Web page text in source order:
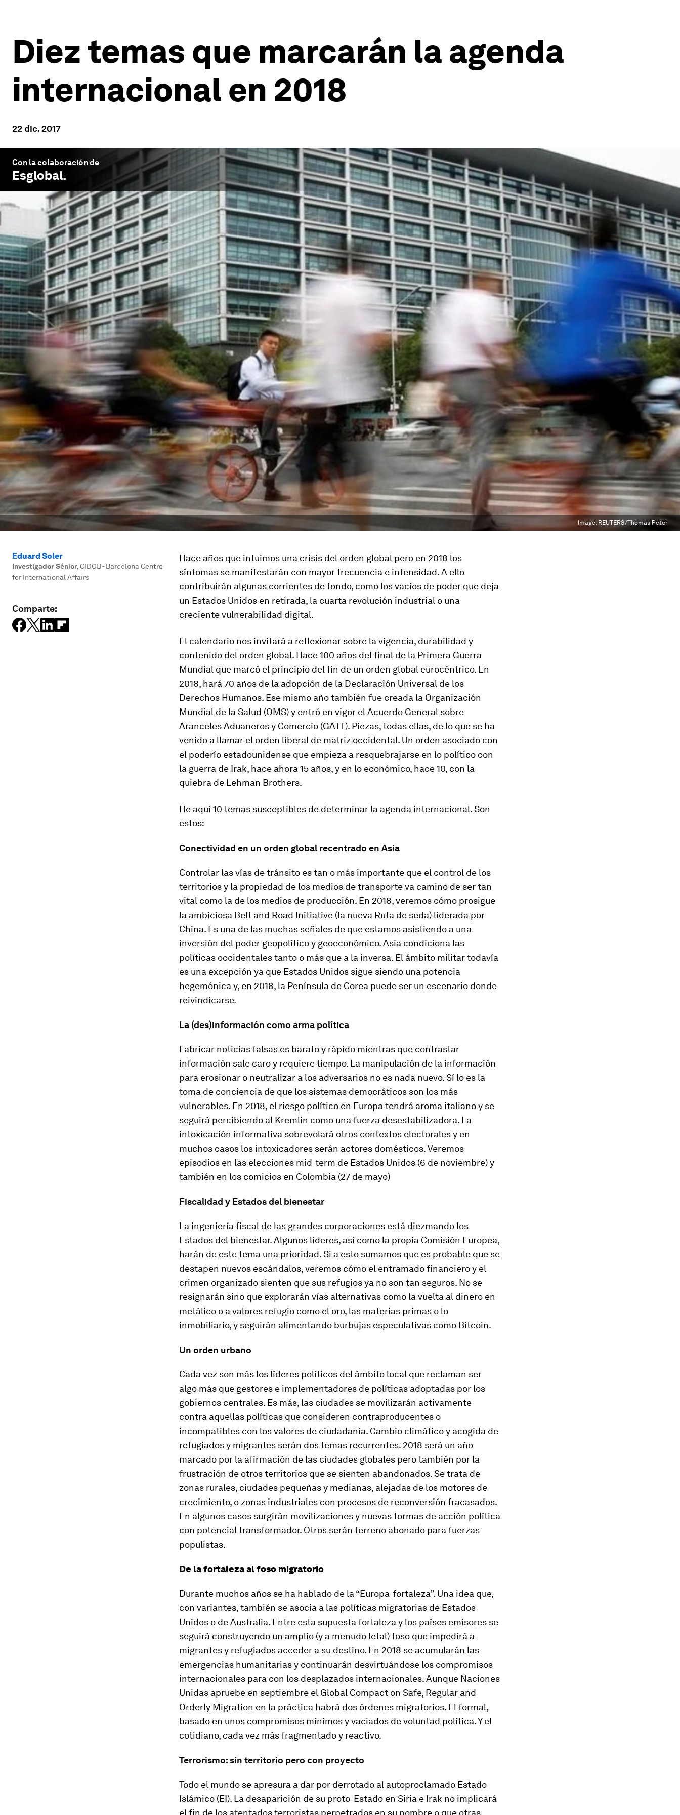
Diez temas que marcarán la agenda
internacional en 2018
22 dic. 2017
Con la colaboración de
Esglobal.
Image: REUTERS/Thomas Peter
Eduard Soler
Investigador Sénior,CIDOB - Barcelona Centre
for International Affairs
Comparte:
Hace años que intuimos una crisis del orden global pero en 2018 los
síntomas se manifestarán con mayor frecuencia e intensidad. A ello
contribuirán algunas corrientes de fondo, como los vacíos de poder que deja
un Estados Unidos en retirada, la cuarta revolución industrial o una
creciente vulnerabilidad digital.
El calendario nos invitará a reflexionar sobre la vigencia, durabilidad y
contenido del orden global. Hace 100 años del final de la Primera Guerra
Mundial que marcó el principio del fin de un orden global eurocéntrico. En
2018, hará 70 años de la adopción de la Declaración Universal de los
Derechos Humanos. Ese mismo año también fue creada la Organización
Mundial de la Salud (OMS) y entró en vigor el Acuerdo General sobre
Aranceles Aduaneros y Comercio (GATT). Piezas, todas ellas, de lo que se ha
venido a llamar el orden liberal de matriz occidental. Un orden asociado con
el poderío estadounidense que empieza a resquebrajarse en lo político con
la guerra de Irak, hace ahora 15 años, y en lo económico, hace 10, con la
quiebra de Lehman Brothers.
He aquí 10 temas susceptibles de determinar la agenda internacional. Son
estos:
Conectividad en un orden global recentrado en Asia
Controlar las vías de tránsito es tan o más importante que el control de los
territorios y la propiedad de los medios de transporte va camino de ser tan
vital como la de los medios de producción. En 2018, veremos cómo prosigue
la ambiciosa Belt and Road Initiative (la nueva Ruta de seda) liderada por
China. Es una de las muchas señales de que estamos asistiendo a una
inversión del poder geopolítico y geoeconómico. Asia condiciona las
políticas occidentales tanto o más que a la inversa. El ámbito militar todavía
es una excepción ya que Estados Unidos sigue siendo una potencia
hegemónica y, en 2018, la Península de Corea puede ser un escenario donde
reivindicarse.
La (des)información como arma política
Fabricar noticias falsas es barato y rápido mientras que contrastar
información sale caro y requiere tiempo. La manipulación de la información
para erosionar o neutralizar a los adversarios no es nada nuevo. Sí lo es la
toma de conciencia de que los sistemas democráticos son los más
vulnerables. En 2018, el riesgo político en Europa tendrá aroma italiano y se
seguirá percibiendo al Kremlin como una fuerza desestabilizadora. La
intoxicación informativa sobrevolará otros contextos electorales y en
muchos casos los intoxicadores serán actores domésticos. Veremos
episodios en las elecciones mid-term de Estados Unidos (6 de noviembre) y
también en los comicios en Colombia (27 de mayo)
Fiscalidad y Estados del bienestar
La ingeniería fiscal de las grandes corporaciones está diezmando los
Estados del bienestar. Algunos líderes, así como la propia Comisión Europea,
harán de este tema una prioridad. Si a esto sumamos que es probable que se
destapen nuevos escándalos, veremos cómo el entramado financiero y el
crimen organizado sienten que sus refugios ya no son tan seguros. No se
resignarán sino que explorarán vías alternativas como la vuelta al dinero en
metálico o a valores refugio como el oro, las materias primas o lo
inmobiliario, y seguirán alimentando burbujas especulativas como Bitcoin.
Un orden urbano
Cada vez son más los líderes políticos del ámbito local que reclaman ser
algo más que gestores e implementadores de políticas adoptadas por los
gobiernos centrales. Es más, las ciudades se movilizarán activamente
contra aquellas políticas que consideren contraproducentes o
incompatibles con los valores de ciudadanía. Cambio climático y acogida de
refugiados y migrantes serán dos temas recurrentes. 2018 será un año
marcado por la afirmación de las ciudades globales pero también por la
frustración de otros territorios que se sienten abandonados. Se trata de
zonas rurales, ciudades pequeñas y medianas, alejadas de los motores de
crecimiento, o zonas industriales con procesos de reconversión fracasados.
En algunos casos surgirán movilizaciones y nuevas formas de acción política
con potencial transformador. Otros serán terreno abonado para fuerzas
populistas.
De la fortaleza al foso migratorio
Durante muchos años se ha hablado de la “Europa-fortaleza”. Una idea que,
con variantes, también se asocia a las políticas migratorias de Estados
Unidos o de Australia. Entre esta supuesta fortaleza y los países emisores se
seguirá construyendo un amplio (y a menudo letal) foso que impedirá a
migrantes y refugiados acceder a su destino. En 2018 se acumularán las
emergencias humanitarias y continuarán desvirtuándose los compromisos
internacionales para con los desplazados internacionales. Aunque Naciones
Unidas apruebe en septiembre el Global Compact on Safe, Regular and
Orderly Migration en la práctica habrá dos órdenes migratorios. El formal,
basado en unos compromisos mínimos y vaciados de voluntad política. Y el
cotidiano, cada vez más fragmentado y reactivo.
Terrorismo: sin territorio pero con proyecto
Todo el mundo se apresura a dar por derrotado al autoproclamado Estado
Islámico (EI). La desaparición de su proto-Estado en Siria e Irak no implicará
el fin de los atentados terroristas perpetrados en su nombre o que otras